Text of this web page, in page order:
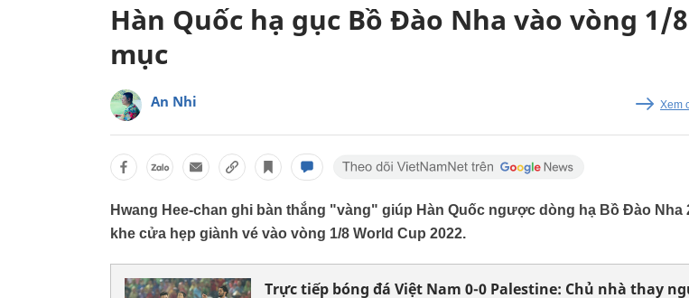
Hàn Quốc hạ gục Bồ Đào Nha vào vòng 1/
mục
An Nhi Xem
Hwang Hee-chan ghi bàn thắng "vàng" giúp Hàn Quốc ngược dòng hạ Bồ Đào Nha
khe cửa hẹp giành vé vào vòng 1/8 World Cup 2022.
Trực tiếp bóng đá Việt Nam 0-0 Palestine: Chủ nhà thay